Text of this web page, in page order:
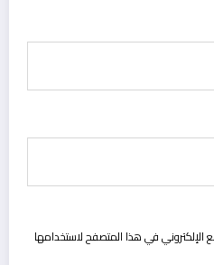
الإلكتروني في هذا المتصفح لاستخدامها